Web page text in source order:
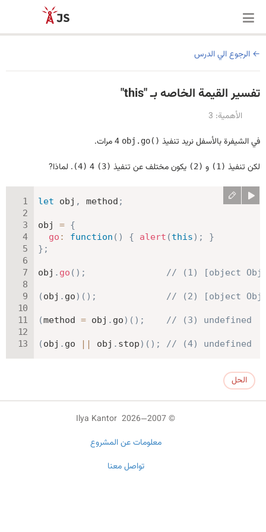
الرجوع الي الدرس
تفسير القيمة الخاصه بـ "this"
الأهمية: 3
في الشيفرة بالأسفل نريد تنفيذ obj.go()
لكن تنفيذ (1) و (2) يكون مختلف عن تنفيذ (3)
(4) . لماذا?
let obj , method ;
obj = {
go : function ( ) { alert (this) ;
}
} ;
obj . go ( ) ; // (1) [object
(obj . go) ( ) ; // (2) [object
(method = obj . go) ( ) ; // (3) undefined
(obj . go || obj . stop) ( ) ; // (4) undefined
الحل
© 2007—2026 Ilya Kantor
معلومات عن المشروع
تواصل معنا